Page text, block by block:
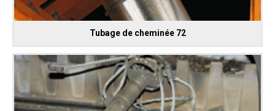
Tubage de cheminée 72